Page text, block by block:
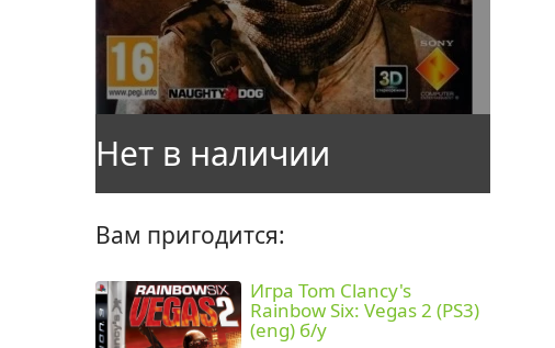
Вам пригодится:
Игра Tom Clancy's
Rainbow Six: Vegas 2 (PS3)
(eng) б/у